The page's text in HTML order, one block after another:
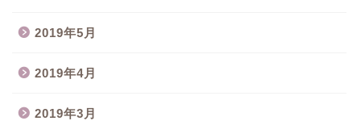
2019年5月
2019年4月
2019年3月